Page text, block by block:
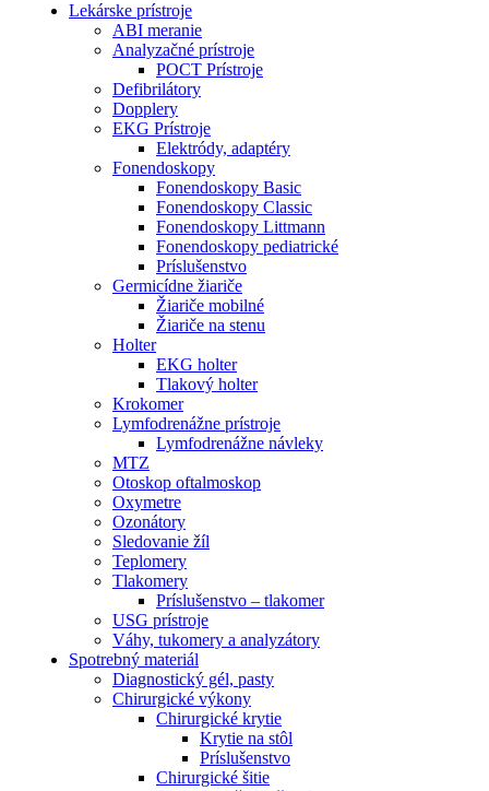
Lekárske prístroje
ABI meranie
Analyzačné prístroje
POCT Prístroje
Defibrilátory
Dopplery
EKG Prístroje
Elektródy, adaptéry
Fonendoskopy
Fonendoskopy Basic
Fonendoskopy Classic
Fonendoskopy Littmann
Fonendoskopy pediatrické
Príslušenstvo
Germicídne žiariče
Žiariče mobilné
Žiariče na stenu
Holter
EKG holter
Tlakový holter
Krokomer
Lymfodrenážne prístroje
Lymfodrenážne návleky
MTZ
Otoskop oftalmoskop
Oxymetre
Ozonátory
Sledovanie žíl
Teplomery
Tlakomery
Príslušenstvo – tlakomer
USG prístroje
Váhy, tukomery a analyzátory
Spotrebný materiál
Diagnostický gél, pasty
Chirurgické výkony
Chirurgické krytie
Krytie na stôl
Príslušenstvo
Chirurgické šitie